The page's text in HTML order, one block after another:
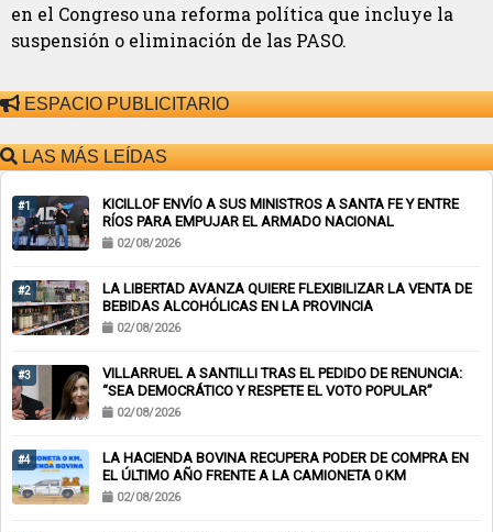
en el Congreso una reforma política que incluye la
suspensión o eliminación de las PASO.
ESPACIO PUBLICITARIO
LAS MÁS LEÍDAS
#1
KICILLOF ENVÍO A SUS MINISTROS A SANTA FE Y ENTRE
RÍOS PARA EMPUJAR EL ARMADO NACIONAL
02/08/2026
#2
LA LIBERTAD AVANZA QUIERE FLEXIBILIZAR LA VENTA DE
BEBIDAS ALCOHÓLICAS EN LA PROVINCIA
02/08/2026
#3
VILLARRUEL A SANTILLI TRAS EL PEDIDO DE RENUNCIA:
“SEA DEMOCRÁTICO Y RESPETE EL VOTO POPULAR”
02/08/2026
#4
LA HACIENDA BOVINA RECUPERA PODER DE COMPRA EN
EL ÚLTIMO AÑO FRENTE A LA CAMIONETA 0 KM
02/08/2026